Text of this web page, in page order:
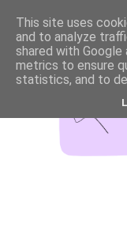
This site uses
and to analyze
shared with
metrics to ensure
statistics, and to